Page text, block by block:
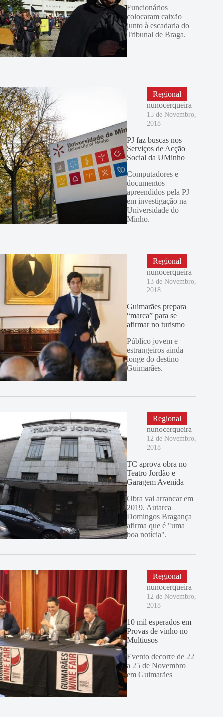
Funcionários
colocaram caixão
junto à escadaria do
Tribunal de Braga.
Regional
nunocerqueira
15 de Novembro,
2018
PJ faz buscas nos
Serviços de Acção
Social da UMinho
Computadores e
documentos
apreendidos pela PJ
em investigação na
Universidade do
Minho.
Regional
nunocerqueira
13 de Novembro,
2018
Guimarães prepara
“marca” para se
afirmar no turismo
Público jovem e
estrangeiros ainda
longe do destino
Guimarães.
Regional
nunocerqueira
12 de Novembro,
2018
TC aprova obra no
Teatro Jordão e
Garagem Avenida
Obra vai arrancar em
2019. Autarca
Domingos Bragança
afirma que é "uma
boa notícia".
Regional
nunocerqueira
12 de Novembro,
2018
10 mil esperados em
Provas de vinho no
Multiusos
Evento decorre de 22
a 25 de Novembro
em Guimarães